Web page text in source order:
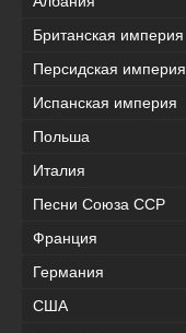
Британская империя
Персидская империя
Испанская империя
Польша
Италия
Песни Союза ССР
Франция
Германия
США